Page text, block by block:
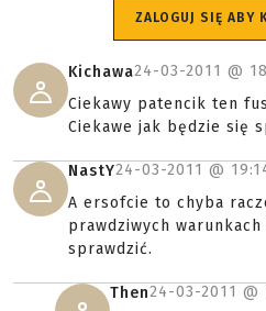
ZALOGUJ SIĘ ABY
Kichawa24-03-2011 @
Ciekawy patencik ten
Ciekawe jak będzie się
NastY24-03-2011 @
A ersofcie to chyba
prawdziwych
sprawdzić.
Then24-03-2011 @